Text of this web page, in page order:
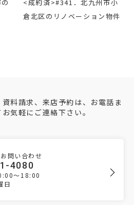
<成約済>#341．北九州市小
倉北区のリノベーション物件
料請求、来店予約は、お電話ま
気軽にご連絡下さい。
問い合わせ
4080
～18:00
日